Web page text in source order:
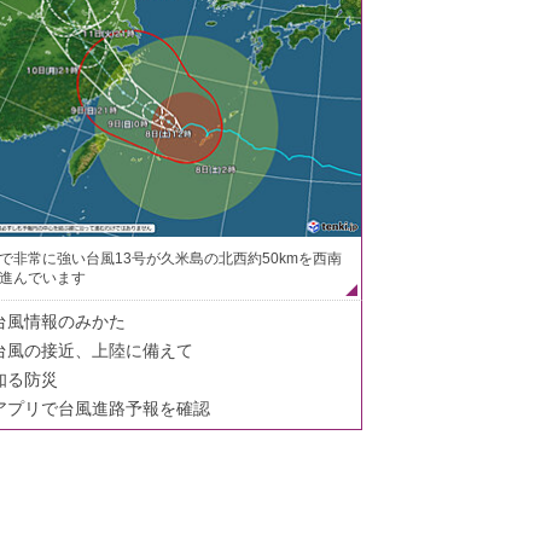
非常に強い台風13号が久米島の北西約50kmを西南
んでいます
風情報のみかた
風の接近、上陸に備えて
る防災
プリで台風進路予報を確認